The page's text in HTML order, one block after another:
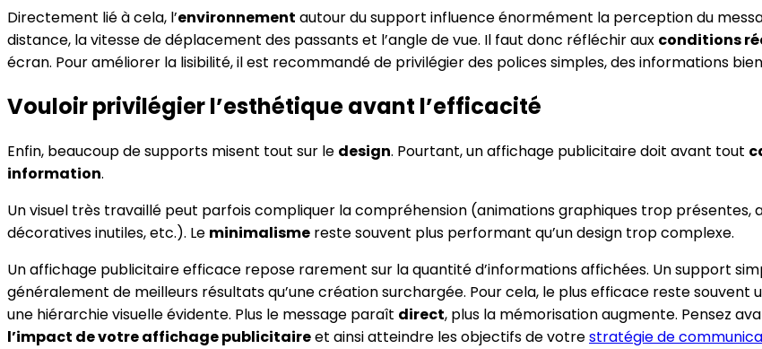
Directement lié à cela, l’environnement autour du support influence énormément la perception du
distance, la vitesse de déplacement des passants et l’angle de vue. Il faut donc réfléchir aux conditions
écran. Pour améliorer la lisibilité, il est recommandé de privilégier des polices simples, des informations
Vouloir privilégier l’esthétique avant l’efficacité
Enfin, beaucoup de supports misent tout sur le design. Pourtant, un affichage publicitaire doit avant tout
information.
Un visuel très travaillé peut parfois compliquer la compréhension (animations graphiques trop
décoratives inutiles, etc.). Le minimalisme reste souvent plus performant qu’un design trop complexe.
Un affichage publicitaire efficace repose rarement sur la quantité d’informations affichées. Un support
généralement de meilleurs résultats qu’une création surchargée. Pour cela, le plus efficace reste souvent
une hiérarchie visuelle évidente. Plus le message paraît direct, plus la mémorisation augmente. Pensez
l’impact de votre affichage publicitaireet ainsi atteindre les objectifs de votrestratégie de